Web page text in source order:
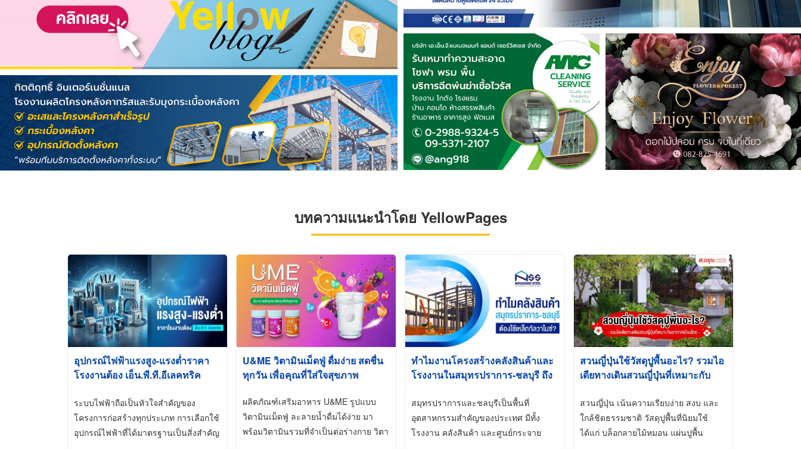
บทความแนะนำโดย YellowPages
อุปกรณ์ไฟฟ้าแรงสูง-แรงต่ำราคา
โรงงานต้อง เอ็น.พี.ที.อีเลคทริค
ระบบไฟฟ้าถือเป็นหัวใจสำคัญของ
โครงการก่อสร้างทุกประเภท การเลือกใช้
อุปกรณ์ไฟฟ้าที่ได้มาตรฐานเป็นสิ่งสำคัญ
U&ME วิตามินเม็ดฟู่ ดื่มง่าย สดชื่น
ทุกวัน เพื่อคุณที่ใส่ใจสุขภาพ
ผลิตภัณฑ์เสริมอาหาร U&ME รูปแบบ
วิตามินเม็ดฟู่ ละลายน้ำดื่มได้ง่าย มา
พร้อมวิตามินรวมที่จำเป็นต่อร่างกาย วิตา
ทำไมงานโครงสร้างคลังสินค้าและ
โรงงานในสมุทรปราการ-ชลบุรี ถึง
Galvanized)
สมุทรปราการและชลบุรีเป็นพื้นที่
อุตสาหกรรมสำคัญของประเทศ มีทั้ง
โรงงาน คลังสินค้า และศูนย์กระจาย
สวนญี่ปุ่นใช้วัสดุปูพื้นอะไร? รวมไอ
เดียทางเดินสวนญี่ปุ่นที่เหมาะกับ
สวนญี่ปุ่น เน้นความเรียบง่าย สงบ และ
ใกล้ชิดธรรมชาติ วัสดุปูพื้นที่นิยมใช้
ได้แก่ บล็อกลายไม้หมอน แผ่นปูพื้น